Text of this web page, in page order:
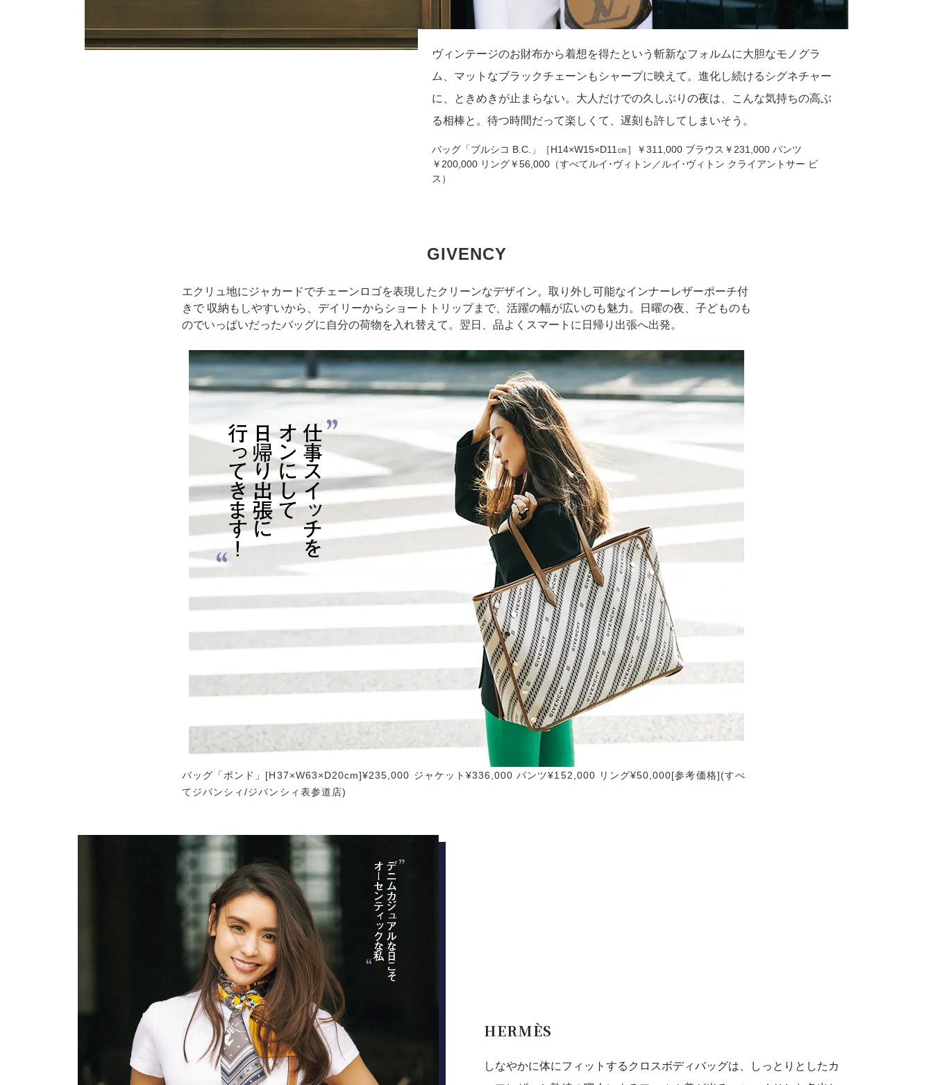
ヴィンテージのお財布から着想を得たという斬新なフォルムに大胆なモノグラ
ム、マットなブラックチェーンもシャープに映えて。進化し続けるシグネチャー
に、ときめきが止まらない。大人だけでの久しぶりの夜は、こんな気持ちの高ぶ
る相棒と。待つ時間だって楽しくて、遅刻も許してしまいそう。
バッグ「ブルシコ B.C.」［H14×W15×D11㎝］￥311,000 ブラウス￥231,000 パンツ
￥200,000 リング￥56,000（すべてルイ･ヴィトン／ルイ･ヴィトン クライアントサー ビ
ス）
GIVENCY
エクリュ地にジャカードでチェーンロゴを表現したクリーンなデザイン。取り外し可能なインナーレザーポーチ付
きで 収納もしやすいから、デイリーからショートトリップまで、活躍の幅が広いのも魅力。日曜の夜、子どものも
のでいっぱいだったバッグに自分の荷物を入れ替えて。翌日、品よくスマートに日帰り出張へ出発。
バッグ「ボンド」[H37×W63×D20cm]¥235,000 ジャケット¥336,000 パンツ¥152,000 リング¥50,000[参考価格](すべ
てジバンシィ/ジバンシィ表参道店)
HERMÈS
しなやかに体にフィットするクロスボディバッグは、しっとりとしたカ